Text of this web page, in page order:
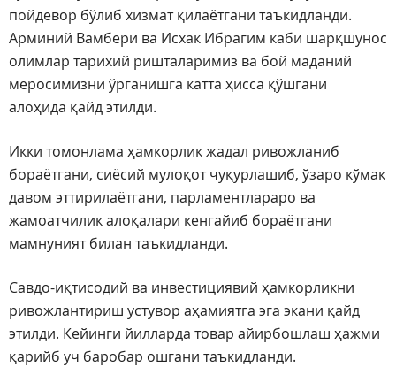
пойдевор бўлиб хизмат қилаётгани таъкидланди.
Арминий Вамбери ва Исхак Ибрагим каби шарқшунос
олимлар тарихий ришталаримиз ва бой маданий
меросимизни ўрганишга катта ҳисса қўшгани
алоҳида қайд этилди.
Икки томонлама ҳамкорлик жадал ривожланиб
бораётгани, сиёсий мулоқот чуқурлашиб, ўзаро кўмак
давом эттирилаётгани, парламентлараро ва
жамоатчилик алоқалари кенгайиб бораётгани
мамнуният билан таъкидланди.
Савдо-иқтисодий ва инвестициявий ҳамкорликни
ривожлантириш устувор аҳамиятга эга экани қайд
этилди. Кейинги йилларда товар айирбошлаш ҳажми
қарийб уч баробар ошгани таъкидланди.